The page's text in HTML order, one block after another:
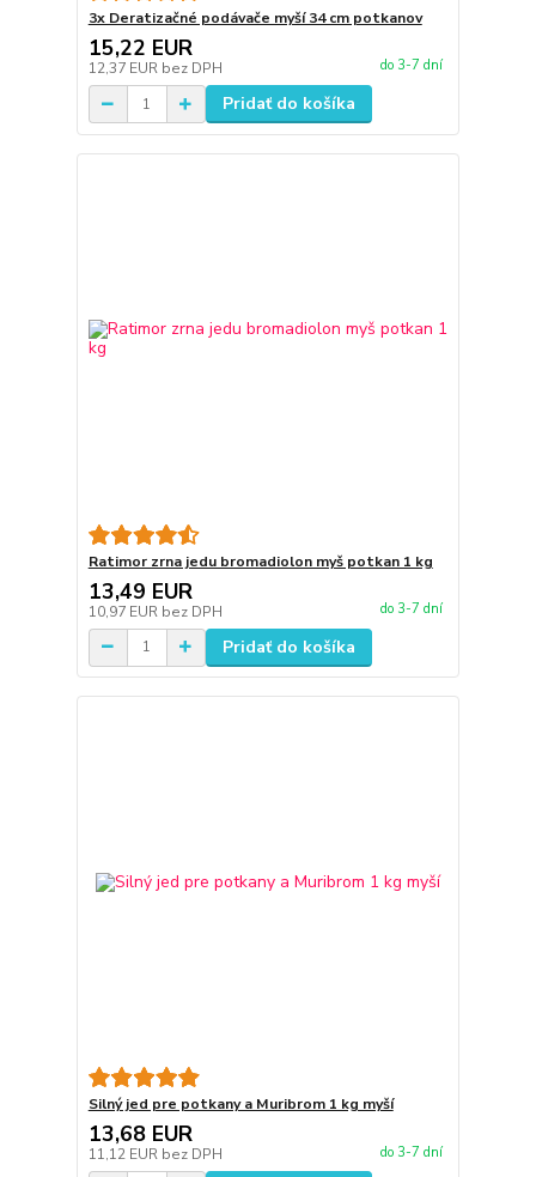
3x Deratizačné podávače myší 34 cm potkanov
15,22 EUR
12,37 EUR bez DPH do 3-7 dní
Pridať do košíka
Ratimor zrna jedu bromadiolon myš potkan 1 kg
13,49 EUR
10,97 EUR bez DPH do 3-7 dní
Pridať do košíka
Silný jed pre potkany a Muribrom 1 kg myší
13,68 EUR
11,12 EUR bez DPH do 3-7 dní